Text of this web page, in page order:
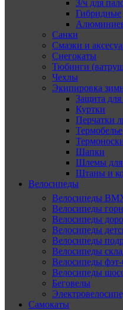
З/ч для
Гибридные
Санки
Смазки и
Снегокаты
Тюбинги
Чехлы
Экипировка
Защита для
Куртки
Перчатки
Термобелье
Шапки
Шлемы для
Штаны и
Велосипеды
Велосипеды
Велосипеды
Велосипеды
Велосипеды
Велосипеды
Велосипеды
Велосипеды
Велосипеды
Беговелы
Самокаты